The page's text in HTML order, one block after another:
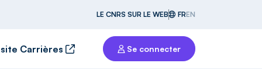
LE CNRS SUR LE WEB FREN
Carrières Se connecter